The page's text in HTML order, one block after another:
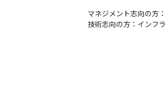
マネジメント志向の方
技術志向の方：インフ